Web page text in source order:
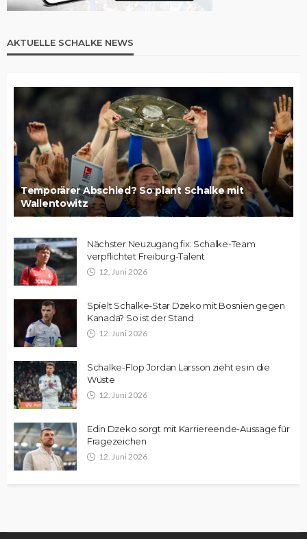
AKTUELLE SCHALKE NEWS
Temporärer Abschied? So plant Schalke mit
Wallentowitz
Nächster Neuzugang fix: Schalke-Team
verpflichtet Freiburg-Talent
12. Juni 2026
Spielt Schalke-Star Dzeko mit Bosnien gegen
Kanada? So ist der Stand
12. Juni 2026
Schalke-Flop Jordan Larsson zieht es in die
Wüste
12. Juni 2026
Edin Dzeko sorgt mit Karriereende-Aussage für
Fragezeichen
12. Juni 2026